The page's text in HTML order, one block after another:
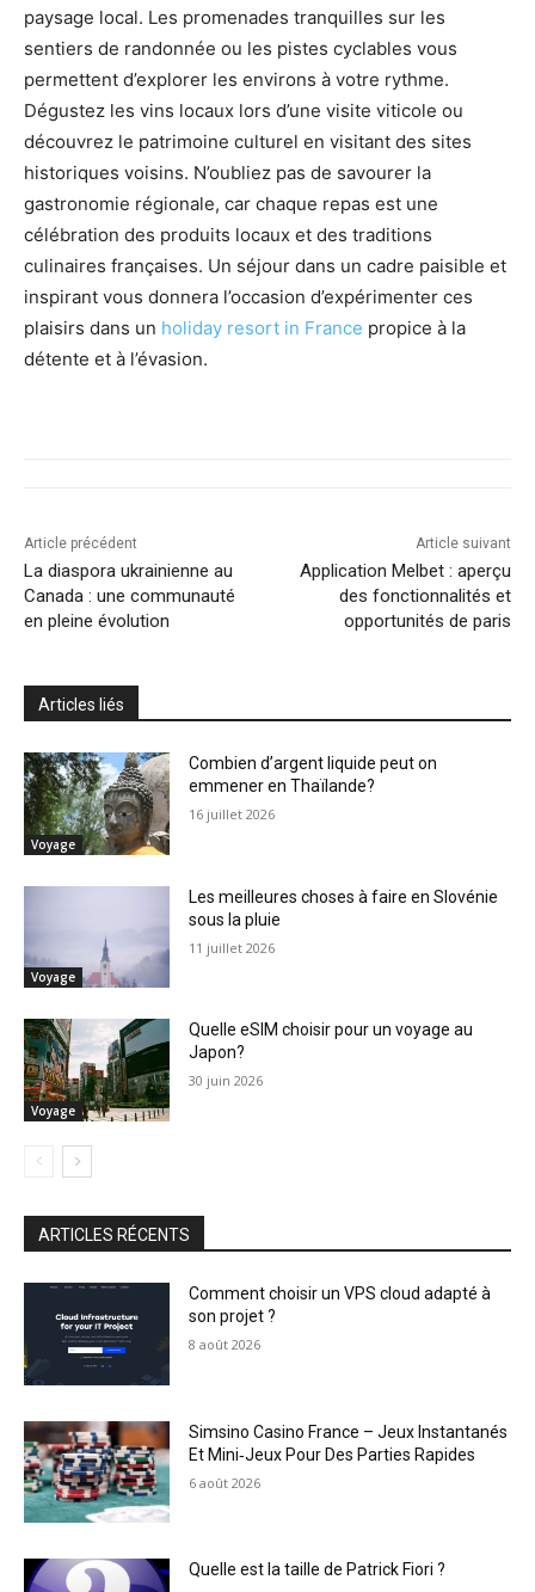
paysage local. Les promenades tranquilles sur les
sentiers de randonnée ou les pistes cyclables vous
permettent d’explorer les environs à votre rythme.
Dégustez les vins locaux lors d’une visite viticole ou
découvrez le patrimoine culturel en visitant des sites
historiques voisins. N’oubliez pas de savourer la
gastronomie régionale, car chaque repas est une
célébration des produits locaux et des traditions
culinaires françaises. Un séjour dans un cadre paisible et
inspirant vous donnera l’occasion d’expérimenter ces
plaisirs dans un holiday resort in France propice à la
détente et à l’évasion.
Article précédent
La diaspora ukrainienne au
Canada : une communauté
en pleine évolution
Article suivant
Application Melbet : aperçu
des fonctionnalités et
opportunités de paris
Articles liés
Voyage
Combien d’argent liquide peut on
emmener en Thaïlande?
16 juillet 2026
Voyage
Les meilleures choses à faire en Slovénie
sous la pluie
11 juillet 2026
Voyage
Quelle eSIM choisir pour un voyage au
Japon?
30 juin 2026
ARTICLES RÉCENTS
Comment choisir un VPS cloud adapté à
son projet ?
8 août 2026
Simsino Casino France – Jeux Instantanés
Et Mini‑Jeux Pour Des Parties Rapides
6 août 2026
Quelle est la taille de Patrick Fiori ?